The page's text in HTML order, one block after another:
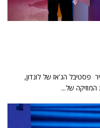
פסטיבל הג'אז של לונדון,